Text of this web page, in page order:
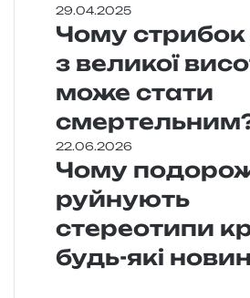
29.04.2025
Чому стрибок
з великої
може стати
22.06.2026
Чому
руйнують
стереотипи
будь-які